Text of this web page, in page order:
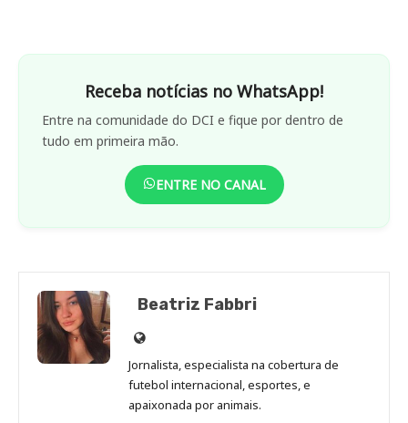
Receba notícias no WhatsApp!
Entre na comunidade do DCI e fique por dentro de
tudo em primeira mão.
ENTRE NO CANAL
Beatriz Fabbri
Site
de
Beatriz
Fabbri
Jornalista, especialista na cobertura de
futebol internacional, esportes, e
apaixonada por animais.